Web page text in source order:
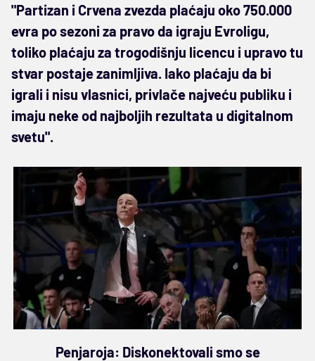
"Partizan i Crvena zvezda plaćaju oko 750.000
evra po sezoni za pravo da igraju Evroligu,
toliko plaćaju za trogodišnju licencu i upravo tu
stvar postaje zanimljiva. Iako plaćaju da bi
igrali i nisu vlasnici, privlače najveću publiku i
imaju neke od najboljih rezultata u digitalnom
svetu".
Penjaroja: Diskonektovali smo se